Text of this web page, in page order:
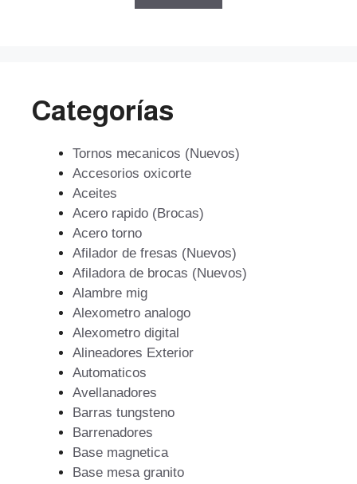
Categorías
Tornos mecanicos (Nuevos)
Accesorios oxicorte
Aceites
Acero rapido (Brocas)
Acero torno
Afilador de fresas (Nuevos)
Afiladora de brocas (Nuevos)
Alambre mig
Alexometro analogo
Alexometro digital
Alineadores Exterior
Automaticos
Avellanadores
Barras tungsteno
Barrenadores
Base magnetica
Base mesa granito